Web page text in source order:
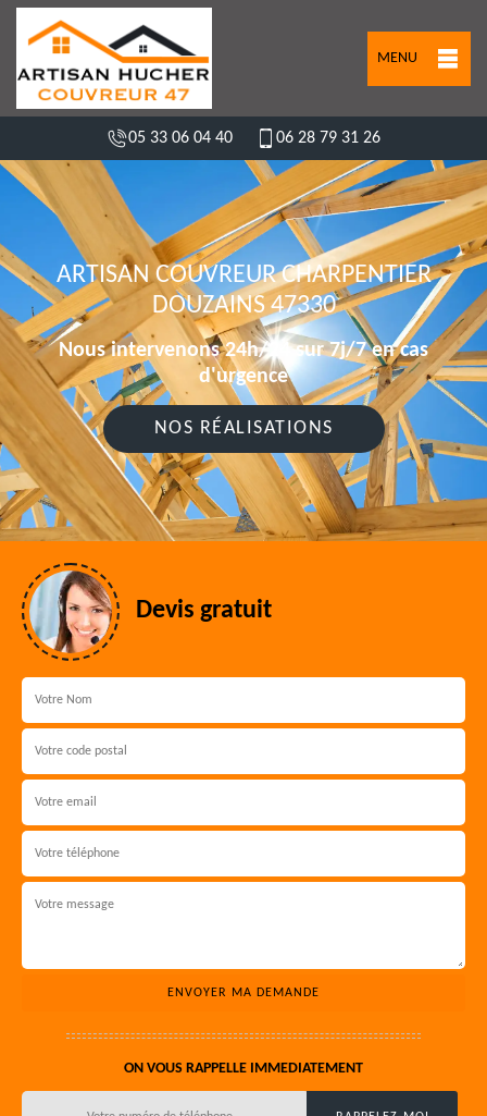
MENU
05 33 06 04 40 06 28 79 31 26
ARTISAN COUVREUR CHARPENTIER
DOUZAINS 47330
Nous intervenons 24h/24 sur 7j/7 en cas
d'urgence
NOS RÉALISATIONS
Devis gratuit
ON VOUS RAPPELLE IMMEDIATEMENT